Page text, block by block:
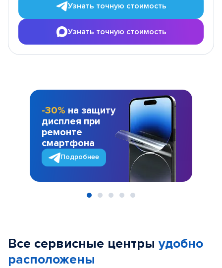
Узнать точную стоимость
Узнать точную стоимость
-30% на защиту
дисплея при
ремонте
смартфона
Подробнее
Все сервисные центры удобно
расположены